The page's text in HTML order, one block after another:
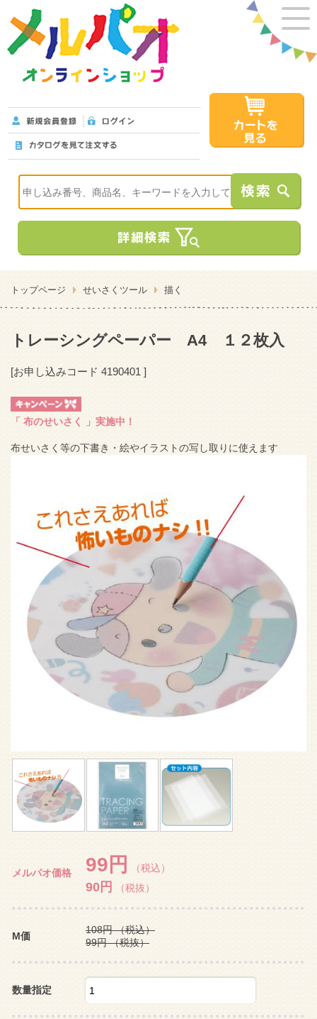
トップページ せいさくツール 描く
トレーシングペーパー A4 １２枚入
[お申し込みコード 4190401 ]
「 布のせいさく 」実施中！
布せいさく等の下書き・絵やイラストの写し取りに使えます
メルパオ価格 99円 （税込）
90円 （税抜）
M価
108円 （税込）
99円 （税抜）
数量指定